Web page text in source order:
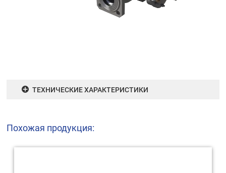
ТЕХНИЧЕСКИЕ ХАРАКТЕРИСТИКИ
Похожая продукция: